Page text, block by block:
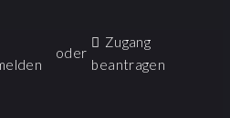
oder
Zugang
beantragen